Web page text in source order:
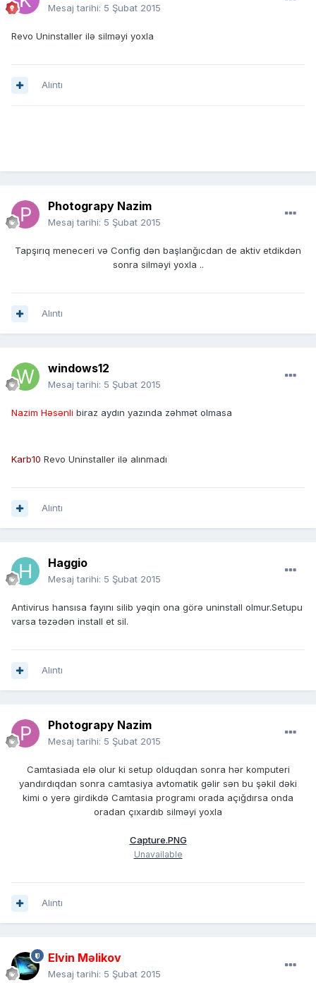
Mesaj tarihi: 5 Şubat 2015
Revo Uninstaller ilə silməyi yoxla
Alıntı
Photograpy Nazim
Mesaj tarihi: 5 Şubat 2015
Tapşırıq meneceri və Config dən başlanğıcdan de aktiv etdikdən
sonra silməyi yoxla ..
Alıntı
windows12
Mesaj tarihi: 5 Şubat 2015
Nazim Həsənli biraz aydın yazında zəhmət olmasa
Karb10 Revo Uninstaller ilə alınmadı
Alıntı
Haggio
Mesaj tarihi: 5 Şubat 2015
Antivirus hansısa fayını silib yəqin ona görə uninstall olmur.Setupu
varsa təzədən install et sil.
Alıntı
Photograpy Nazim
Mesaj tarihi: 5 Şubat 2015
Camtasiada elə olur ki setup olduqdan sonra hər komputeri
yandırdıqdan sonra camtasiya avtomatik gəlir sən bu şəkil dəki
kimi o yerə girdikdə Camtasia programı orada açığdırsa onda
oradan çıxardıb silməyi yoxla
Capture.PNG
Unavailable
Alıntı
Elvin Məlikov
Mesaj tarihi: 5 Şubat 2015